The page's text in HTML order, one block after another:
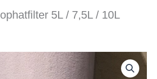
5L / 7,5L / 10L